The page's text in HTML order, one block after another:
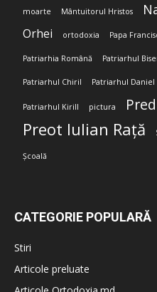
moarte Mântuitorul Hristos
Orhei ortodoxia Papa
Patriarhia Română Patriarhul
Patriarhul Chiril Patriarhul Daniel
Patriarhul Kirill pictura
Preot Iulian Rață
Școală
CATEGORIE POPULARĂ
Stiri
Articole preluate